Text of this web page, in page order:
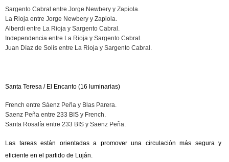
Sargento Cabral entre Jorge Newbery y Zapiola.
La Rioja entre Jorge Newbery y Zapiola.
Alberdi entre La Rioja y Sargento Cabral.
Independencia entre La Rioja y Sargento Cabral.
Juan Díaz de Solís entre La Rioja y Sargento Cabral.
Santa Teresa / El Encanto (16 luminarias)
French entre Sáenz Peña y Blas Parera.
Saenz Peña entre 233 BIS y French.
Santa Rosalía entre 233 BIS y Saenz Peña.
Las tareas están orientadas a promover una circulación más segura y
eficiente en el partido de Luján.